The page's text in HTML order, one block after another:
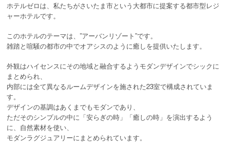
ホテルゼロは、私たちがさいたま市という大都市に提案する都市型レジ
ャーホテルです。
このホテルのテーマは、”アーバンリゾート”です。
雑踏と喧騒の都市の中でオアシスのように癒しを提供いたします。
外観はハイセンスにその地域と融合するようモダンデザインでシックに
まとめられ、
内部には全て異なるルームデザインを施された23室で構成されていま
す。
デザインの基調はあくまでもモダンであり、
ただそのシンプルの中に「安らぎの時」「癒しの時」を演出するよう
に、自然素材を使い、
モダンラグジュアリーにまとめられています。